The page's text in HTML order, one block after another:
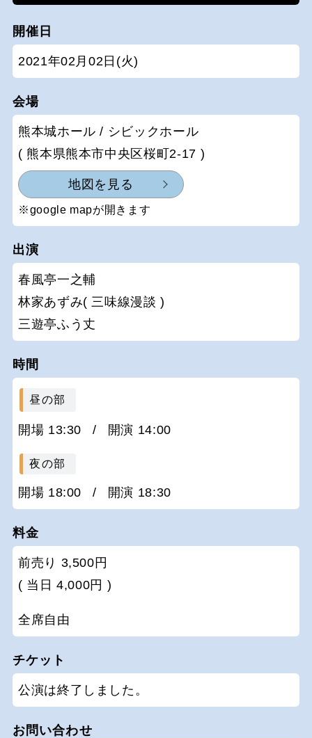
開催日
2021年02月02日(火)
会場
熊本城ホール / シビックホール
( 熊本県熊本市中央区桜町2-17 )
地図を見る
※google mapが開きます
出演
春風亭一之輔
林家あずみ( 三味線漫談 )
三遊亭ふう丈
時間
昼の部
開場 13:30 / 開演 14:00
夜の部
開場 18:00 / 開演 18:30
料金
前売り 3,500円
( 当日 4,000円 )
全席自由
チケット
公演は終了しました。
お問い合わせ